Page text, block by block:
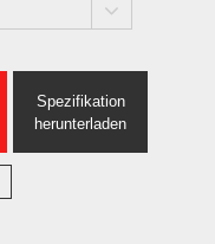
Spezifikation
herunterladen